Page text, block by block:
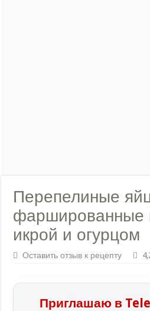
Перепелиные
фаршированные
икрой и огурцом
Оставить отзыв к рецепту
Приглашаю в